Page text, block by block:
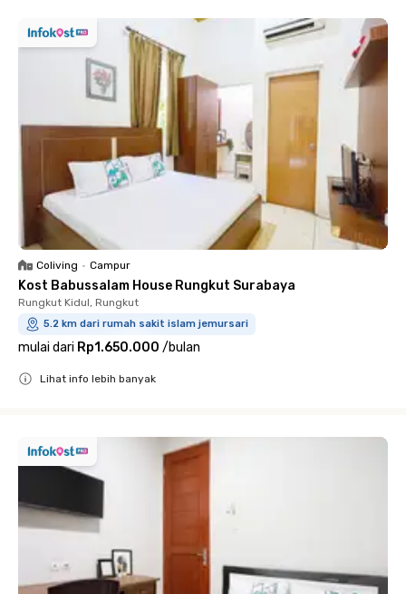
Coliving • Campur
Kost Babussalam House Rungkut Surabaya
Rungkut Kidul, Rungkut
5.2 km dari rumah sakit islam jemursari
mulai dari Rp1.650.000 /bulan
Lihat info lebih banyak